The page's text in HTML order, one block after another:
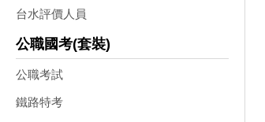
台水評價人員
公職國考(套裝)
公職考試
鐵路特考